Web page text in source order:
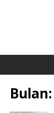
Bulan: